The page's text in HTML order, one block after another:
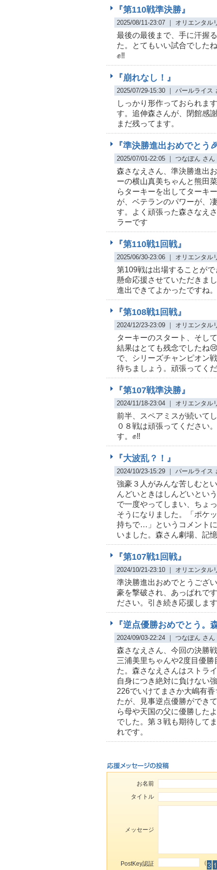
『第110戦準決勝』
2025/08/11-23:07 ｜ オリエンタル
最後の最後まで、手に汗握
た。とてもいい試合でした
✊‼️
『崩れなし！』
2025/07/29-15:30 ｜ パールライス
しっかり形作っておられま
す。追伸森さんが、閉館感
まだ残ってます。
『準決勝進出おめでとう
2025/07/01-22:05 ｜ つなぽん さん
森さなえさん、準決勝進出
ーの横山真美ちゃんと熊田
らターキーを出してターキ
が、ベテランのパワーが、
す。よく頑張った森さなえ
ラーです
『第110戦1回戦』
2025/06/30-23:06 ｜ オリエンタル
第109戦は出場することが
懸命応援させていただきま
進出できてよかったですね
『第108戦1回戦』
2024/12/23-23:09 ｜ オリエンタル
ターキーのスタート、そし
結果はとても残念でしたね
で、シリーズチャンピオン
待ちましょう。頑張ってくだ
『第107戦準決勝』
2024/11/18-23:04 ｜ オリエンタル
前半、スペアミスが続いて
０８戦は頑張ってください
す。✊‼️
『大波乱？！』
2024/10/23-15:29 ｜ パールライス
強豪３人がみんな苦しむと
んどいときはしんどいとい
で一度やってしまい、ちょ
そうになりました。「ポケ
持ちで…」というコメント
いました。森さん劇場、記
『第107戦1回戦』
2024/10/21-23:10 ｜ オリエンタル
準決勝進出おめでとうござ
豪を撃破され、あっぱれで
ださい。引き続き応援します
『逆点優勝おめでとう。
2024/09/03-22:24 ｜ つなぽん さん
森さなえさん、今回の決勝
三浦美里ちゃんや2度目優
た。森さなえさんはストラ
自身につき絶対に負けない
226でいけてまさか大嶋有
たが、見事逆点優勝ができ
ら母や天国の父に優勝した
でした。第３戦も期待して
れです。
お名前
タイトル
メッセージ
PostKey認証 （